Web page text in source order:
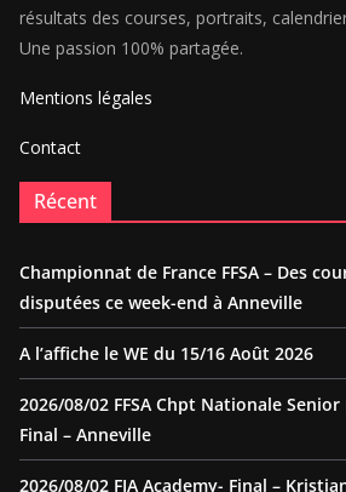
résultats des courses, portraits,
Une passion 100% partagée.
Mentions légales
Contact
Récent
Championnat de France FFSA – Des
disputées ce week-end à Anneville
A l’affiche le WE du 15/16 Août 2026
2026/08/02 FFSA Chpt Nationale
Final – Anneville
2026/08/02 FIA Academy- Final –